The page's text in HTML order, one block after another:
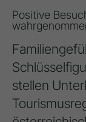
Positive
stellen